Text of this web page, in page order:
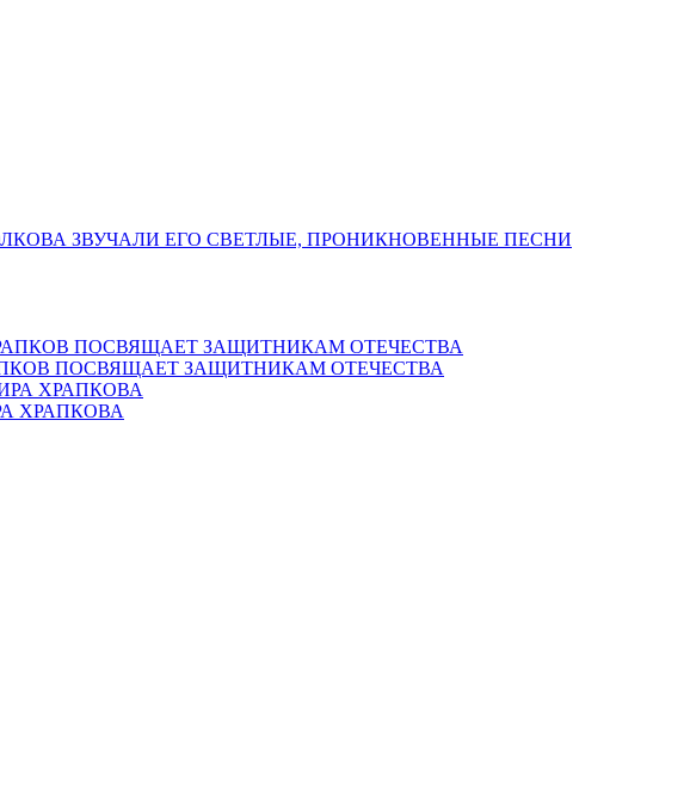
ЗВУЧАЛИ ЕГО СВЕТЛЫЕ, ПРОНИКНОВЕННЫЕ ПЕСНИ
ПОСВЯЩАЕТ ЗАЩИТНИКАМ ОТЕЧЕСТВА
ХРАПКОВА